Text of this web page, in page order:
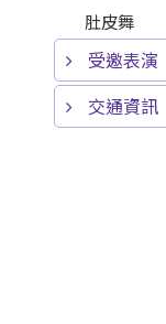
肚皮舞
受邀表演
交通資訊